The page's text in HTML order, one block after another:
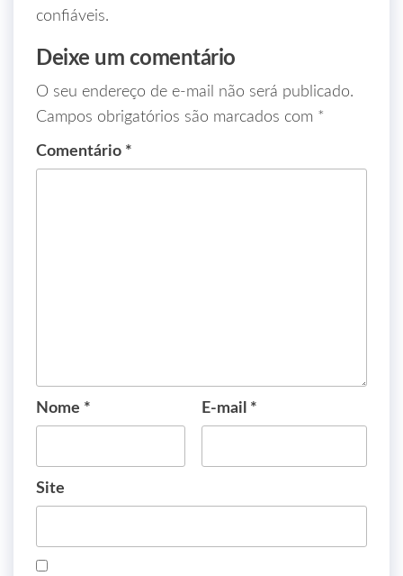
confiáveis.
Deixe um comentário
O seu endereço de e-mail não será publicado.
Campos obrigatórios são marcados com *
Comentário *
Nome * E-mail *
Site